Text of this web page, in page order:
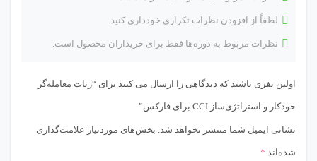
لطفاً از افزودن نظرات تکراری خودداری کنید.
نظرات مربوط به دوره‌ها فقط برای خریداران محصول است.
اولین نفری باشید که دیدگاهی را ارسال می کنید برای “ربات معامله‌گر
خودکار و استراتژی‌ساز CCI برای فارکس”
نشانی ایمیل شما منتشر نخواهد شد. بخش‌های موردنیاز علامت‌گذاری
شده‌اند *